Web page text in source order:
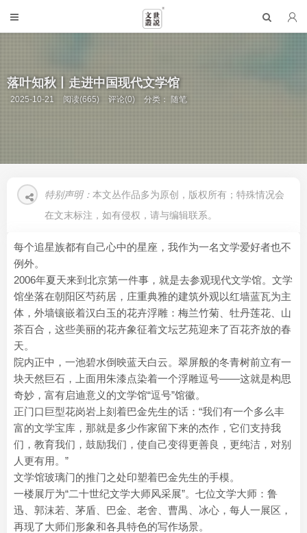
落叶知秋丨走进中国现代文学馆
2025-10-21 阅读(665) 评论(0) 分类：随笔
特别声明： 本文丛作品多为原创，版权所有；特殊情况会
在文末标注，如有侵权，请与编辑联系。
每个追星族都有自己心中的星座，我作为一名文学爱好者也不
例外。
2006年夏天来到北京第一件事，就是去参观现代文学馆。文学
馆坐落在朝阳区芍药居，庄重典雅的建筑外观以红墙蓝瓦为主
体，外墙镶嵌着汉白玉的花卉浮雕：梅兰竹菊、牡丹莲花、山
茶百合，这些美丽的花卉象征着文坛艺苑迎来了百花齐放的春
天。
院内正中，一池碧水倒映蓝天白云。翠屏般的冬青树前立有一
块天然巨石，上面用朱漆点染着一个浮雕逗号——这就是构思
奇妙，富有启迪意义的文学馆“逗号”馆徽。
正门口巨型花岗岩上刻着巴金先生的话：“我们有一个多么丰
富的文学宝库，那就是多少作家留下来的杰作，它们支持我
们，教育我们，鼓励我们，使自己变得更善良，更纯洁，对别
人更有用。”
文学馆玻璃门的推门之处印塑着巴金先生的手模。
一楼展厅为“二十世纪文学大师风采展”。七位文学大师：鲁
迅、郭沫若、茅盾、巴金、老舍、曹禺、冰心，每人一展区，
再现了大师们形象和各具特色的写作场景。